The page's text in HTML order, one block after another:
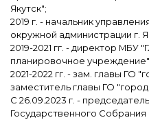
Якутск";
2019 г. - начальник
окружной администрации г.
2019-2021 гг. - директор МБУ
планировочное учреждение"
2021-2022 гг. - зам. главы ГО
заместитель главы ГО "город
С 26.09.2023 г. -
Государственного